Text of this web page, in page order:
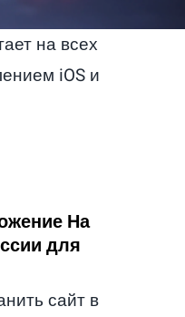
на всех
iOS и
На
для
сайт в